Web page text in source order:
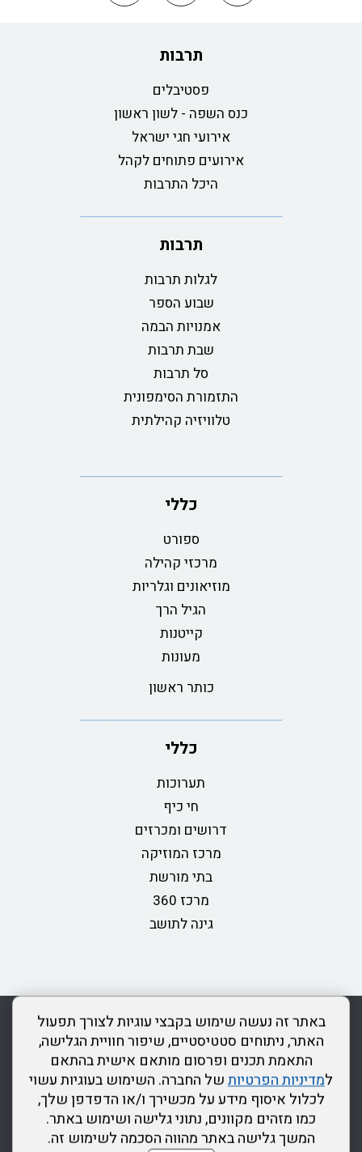
באתר זה נעשה שימוש בקבצי עוגיות לצורך תפעול
האתר, ניתוחים סטטיסטיים, שיפור חוויית הגלישה,
התאמת תכנים ופרסום מותאם אישית בהתאם
למדיניות הפרטיותשל החברה. השימוש בעוגיות עשוי
לכלול איסוף מידע על מכשירך ו/או הדפדפן שלך,
כמו מזהים מקוונים, נתוני גלישה ושימוש באתר.
המשך גלישה באתר מהווה הסכמה לשימוש זה.
תרבות
פסטיבלים
כנס השפה - לשון ראשון
אירועי חגי ישראל
אירועים פתוחים לקהל
היכל התרבות
תרבות
לגלות תרבות
שבוע הספר
אמנויות הבמה
שבת תרבות
סל תרבות
התזמורת הסימפונית
טלוויזיה קהילתית
כללי
ספורט
מרכזי קהילה
מוזיאונים וגלריות
הגיל הרך
קייטנות
מעונות
כותר ראשון
כללי
תערוכות
חי כיף
דרושים ומכרזים
מרכז המוזיקה
בתי מורשת
מרכז 360
גינה לתושב
rss מדיניות פרטיות מפת אתר צור קשר
כותר ראשון
הצהרת נגישות
דרונט
דיגיטל
-
בניית